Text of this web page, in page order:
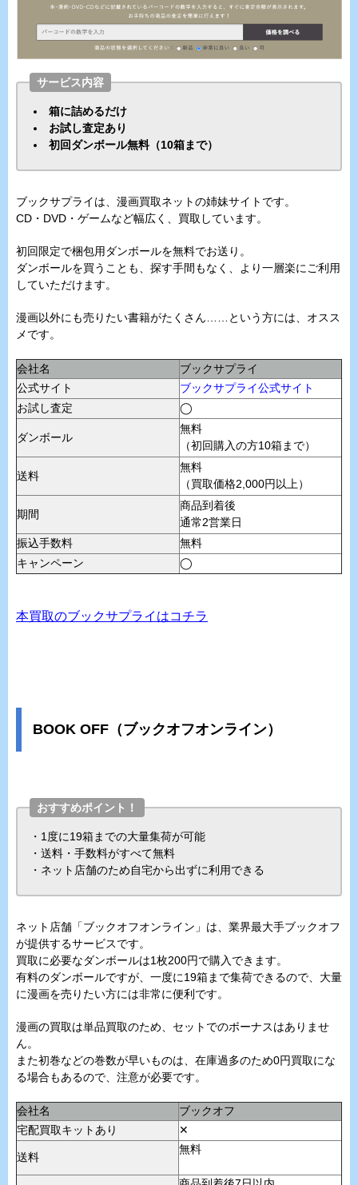
サービス内容
箱に詰めるだけ
お試し査定あり
初回ダンボール無料（10箱まで）
ブックサプライは、漫画買取ネットの姉妹サイトです。
CD・DVD・ゲームなど幅広く、買取しています。
初回限定で梱包用ダンボールを無料でお送り。
ダンボールを買うことも、探す手間もなく、より一層楽にご利用
していただけます。
漫画以外にも売りたい書籍がたくさん……という方には、オスス
メです。
会社名
ブックサプライ
公式サイト
ブックサプライ公式サイト
お試し査定
◯
ダンボール
無料
（初回購入の方10箱まで）
送料
無料
（買取価格2,000円以上）
期間
商品到着後
通常2営業日
振込手数料
無料
キャンペーン
◯
本買取のブックサプライはコチラ
BOOK OFF（ブックオフオンライン）
おすすめポイント！
・1度に19箱までの大量集荷が可能
・送料・手数料がすべて無料
・ネット店舗のため自宅から出ずに利用できる
ネット店舗「ブックオフオンライン」は、業界最大手ブックオフ
が提供するサービスです。
買取に必要なダンボールは1枚200円で購入できます。
有料のダンボールですが、一度に19箱まで集荷できるので、大量
に漫画を売りたい方には非常に便利です。
漫画の買取は単品買取のため、セットでのボーナスはありませ
ん。
また初巻などの巻数が早いものは、在庫過多のため0円買取にな
る場合もあるので、注意が必要です。
会社名
ブックオフ
宅配買取キットあり
✕
送料
無料